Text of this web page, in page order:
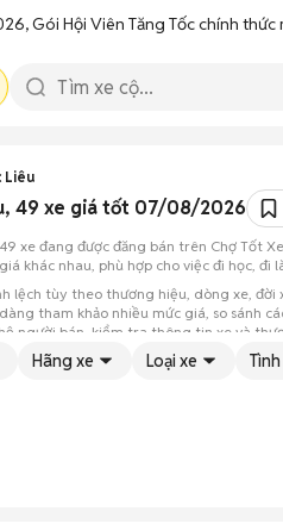
Gói Hội Viên Tăng Tốc chính
Liêu
49 xe giá tốt 07/08/2026
xe đang được đăng bán trên Chợ Tốt
khác nhau, phù hợp cho việc đi học, đi
lệch tùy theo thương hiệu, dòng xe,
tham khảo nhiều mức giá, so sánh
người bán, kiểm tra thông tin xe và
Hãng xe Loại xe